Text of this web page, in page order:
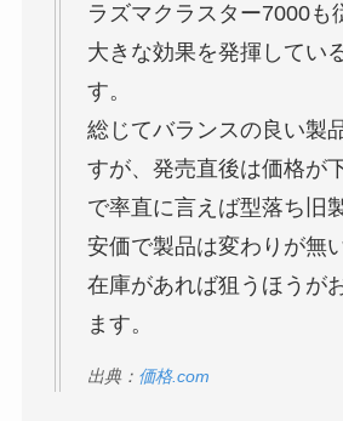
ラズマクラスター7000も
大きな効果を発揮してい
す。
総じてバランスの良い製
すが、発売直後は価格が
で率直に言えば型落ち旧
安価で製品は変わりが無
在庫があれば狙うほうが
ます。
出典： 価格.com